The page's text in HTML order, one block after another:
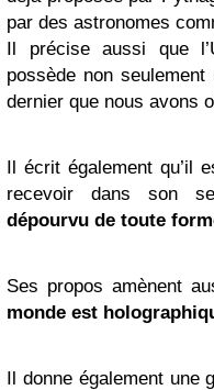
par des astronomes
Il précise aussi que
possède non
dernier que nous avons
Il écrit également qu’il
recevoir dans son
dépourvu de toute
Ses propos amènent
monde est
Il donne également une